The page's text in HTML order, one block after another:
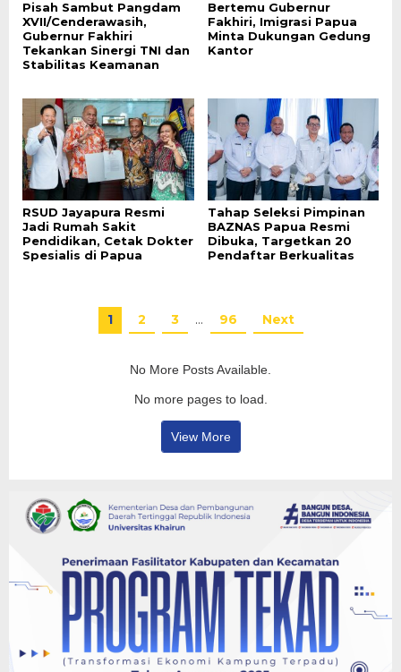
Pisah Sambut Pangdam
XVII/Cenderawasih,
Gubernur Fakhiri
Tekankan Sinergi TNI dan
Stabilitas Keamanan
Bertemu Gubernur
Fakhiri, Imigrasi Papua
Minta Dukungan Gedung
Kantor
RSUD Jayapura Resmi
Jadi Rumah Sakit
Pendidikan, Cetak Dokter
Spesialis di Papua
Tahap Seleksi Pimpinan
BAZNAS Papua Resmi
Dibuka, Targetkan 20
Pendaftar Berkualitas
1 2 3 … 96 Next
No More Posts Available.
No more pages to load.
View More